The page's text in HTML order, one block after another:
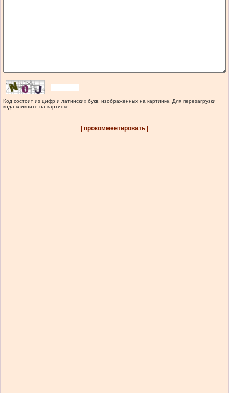
Код состоит из цифр и латинских букв, изображенных на картинке. Для перезагрузки
кода кликните на картинке.
| прокомментировать |